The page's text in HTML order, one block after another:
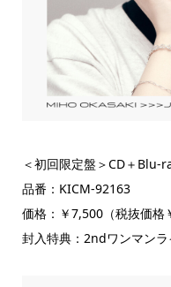
＜初回限定盤＞CD＋Blu-
品番：KICM-92163
価格：￥7,500（税抜価格
封入特典：2ndワンマン